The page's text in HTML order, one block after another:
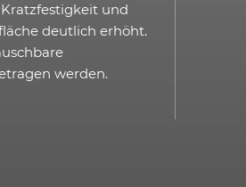
und
deutlich erhöht.
werden.